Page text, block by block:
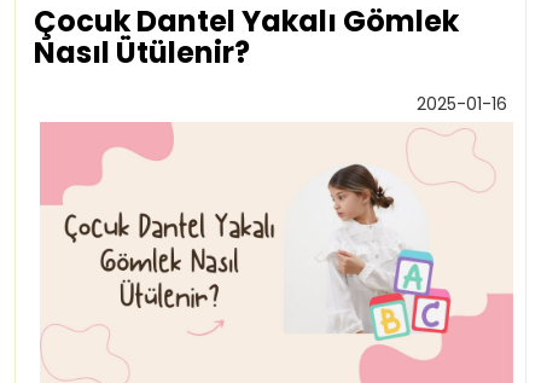
Çocuk Dantel Yakalı Gömlek
Nasıl Ütülenir?
2025-01-16